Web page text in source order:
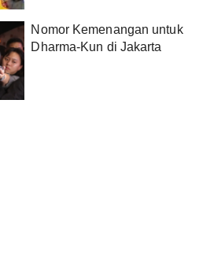
Nomor Kemenangan untuk
Dharma-Kun di Jakarta